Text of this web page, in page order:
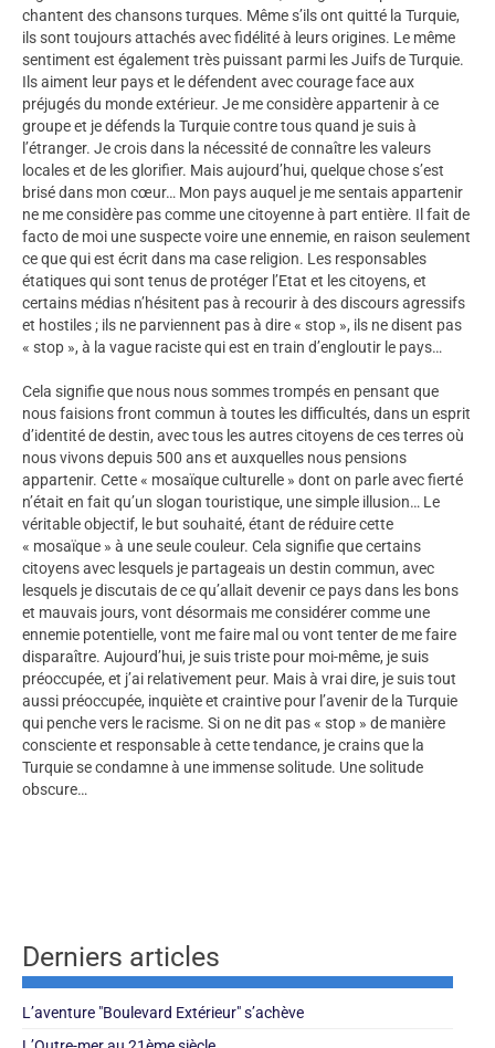
chantent des chansons turques. Même s’ils ont quitté la Turquie,
ils sont toujours attachés avec fidélité à leurs origines. Le même
sentiment est également très puissant parmi les Juifs de Turquie.
Ils aiment leur pays et le défendent avec courage face aux
préjugés du monde extérieur. Je me considère appartenir à ce
groupe et je défends la Turquie contre tous quand je suis à
l’étranger. Je crois dans la nécessité de connaître les valeurs
locales et de les glorifier. Mais aujourd’hui, quelque chose s’est
brisé dans mon cœur… Mon pays auquel je me sentais appartenir
ne me considère pas comme une citoyenne à part entière. Il fait de
facto de moi une suspecte voire une ennemie, en raison seulement
ce que qui est écrit dans ma case religion. Les responsables
étatiques qui sont tenus de protéger l’Etat et les citoyens, et
certains médias n’hésitent pas à recourir à des discours agressifs
et hostiles ; ils ne parviennent pas à dire « stop », ils ne disent pas
« stop », à la vague raciste qui est en train d’engloutir le pays…
Cela signifie que nous nous sommes trompés en pensant que
nous faisions front commun à toutes les difficultés, dans un esprit
d’identité de destin, avec tous les autres citoyens de ces terres où
nous vivons depuis 500 ans et auxquelles nous pensions
appartenir. Cette « mosaïque culturelle » dont on parle avec fierté
n’était en fait qu’un slogan touristique, une simple illusion… Le
véritable objectif, le but souhaité, étant de réduire cette
« mosaïque » à une seule couleur. Cela signifie que certains
citoyens avec lesquels je partageais un destin commun, avec
lesquels je discutais de ce qu’allait devenir ce pays dans les bons
et mauvais jours, vont désormais me considérer comme une
ennemie potentielle, vont me faire mal ou vont tenter de me faire
disparaître. Aujourd’hui, je suis triste pour moi-même, je suis
préoccupée, et j’ai relativement peur. Mais à vrai dire, je suis tout
aussi préoccupée, inquiète et craintive pour l’avenir de la Turquie
qui penche vers le racisme. Si on ne dit pas « stop » de manière
consciente et responsable à cette tendance, je crains que la
Turquie se condamne à une immense solitude. Une solitude
obscure…
Derniers articles
L’aventure "Boulevard Extérieur" s’achève